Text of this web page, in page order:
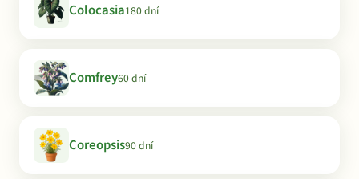
Colocasia180 dní
Comfrey60 dní
Coreopsis90 dní